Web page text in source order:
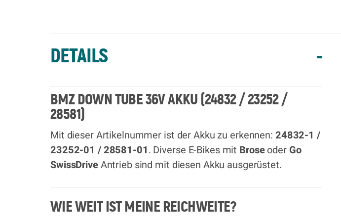
DETAILS -
BMZ DOWN TUBE 36V AKKU (24832 / 23252 /
28581)
Mit dieser Artikelnummer ist der Akku zu erkennen: 24832-1 /
23252-01 / 28581-01. Diverse E-Bikes mit Broseoder Go
SwissDriveAntrieb sind mit diesen Akku ausgerüstet.
WIE WEIT IST MEINE REICHWEITE?